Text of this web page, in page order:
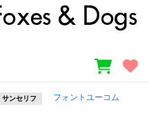
サンセリフ フォントユーコム